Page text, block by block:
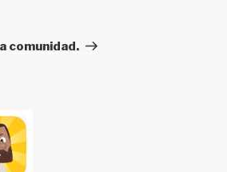
comunidad.